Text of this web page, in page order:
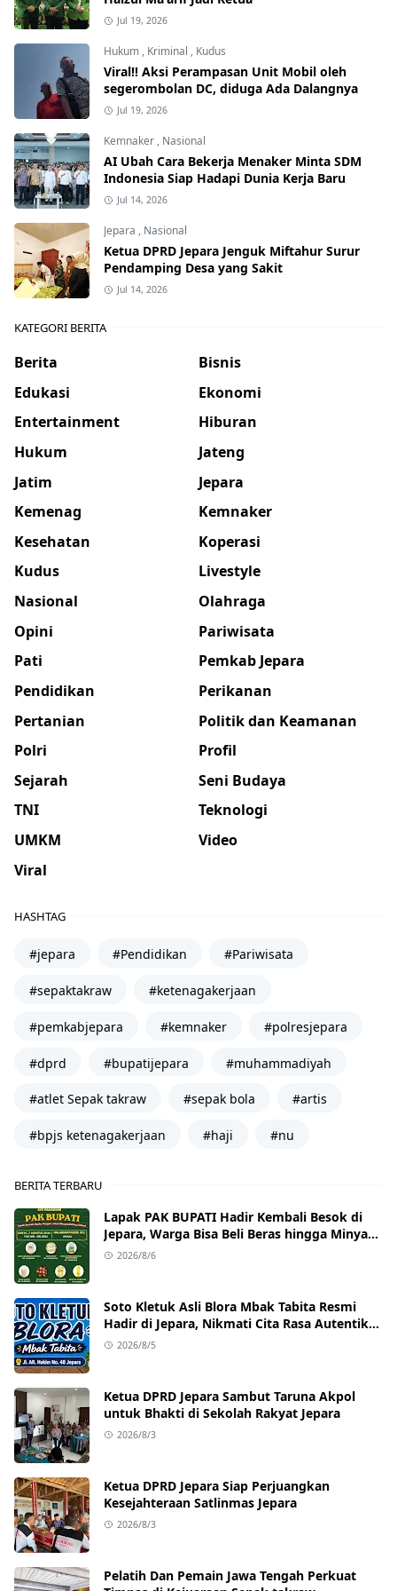
Jul 19, 2026
Hukum , Kriminal , Kudus
Viral!! Aksi Perampasan Unit Mobil oleh
segerombolan DC, diduga Ada Dalangnya
Jul 19, 2026
Kemnaker , Nasional
AI Ubah Cara Bekerja Menaker Minta SDM
Indonesia Siap Hadapi Dunia Kerja Baru
Jul 14, 2026
Jepara , Nasional
Ketua DPRD Jepara Jenguk Miftahur Surur
Pendamping Desa yang Sakit
Jul 14, 2026
KATEGORI BERITA
Berita
Bisnis
Edukasi
Ekonomi
Entertainment
Hiburan
Hukum
Jateng
Jatim
Jepara
Kemenag
Kemnaker
Kesehatan
Koperasi
Kudus
Livestyle
Nasional
Olahraga
Opini
Pariwisata
Pati
Pemkab Jepara
Pendidikan
Perikanan
Pertanian
Politik dan Keamanan
Polri
Profil
Sejarah
Seni Budaya
TNI
Teknologi
UMKM
Video
Viral
HASHTAG
#jepara #Pendidikan #Pariwisata
#sepaktakraw #ketenagakerjaan
#pemkabjepara #kemnaker #polresjepara
#dprd #bupatijepara #muhammadiyah
#atlet Sepak takraw #sepak bola #artis
#bpjs ketenagakerjaan #haji #nu
BERITA TERBARU
Lapak PAK BUPATI Hadir Kembali Besok di
Jepara, Warga Bisa Beli Beras hingga Minyak
Goreng dengan Harga Terjangkau
2026/8/6
Soto Kletuk Asli Blora Mbak Tabita Resmi
Hadir di Jepara, Nikmati Cita Rasa Autentik
Mulai Rp10 Ribu
2026/8/5
Ketua DPRD Jepara Sambut Taruna Akpol
untuk Bhakti di Sekolah Rakyat Jepara
2026/8/3
Ketua DPRD Jepara Siap Perjuangkan
Kesejahteraan Satlinmas Jepara
2026/8/3
Pelatih Dan Pemain Jawa Tengah Perkuat